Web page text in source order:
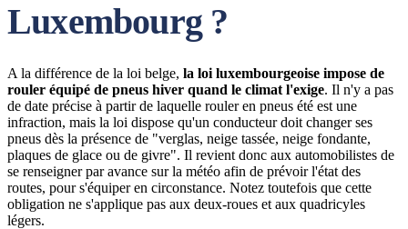
Luxembourg ?
A la différence de la loi belge, la loi luxembourgeoise impose de
rouler équipé de pneus hiver quand le climat l'exige. Il n'y a pas
de date précise à partir de laquelle rouler en pneus été est une
infraction, mais la loi dispose qu'un conducteur doit changer ses
pneus dès la présence de "verglas, neige tassée, neige fondante,
plaques de glace ou de givre". Il revient donc aux automobilistes de
se renseigner par avance sur la météo afin de prévoir l'état des
routes, pour s'équiper en circonstance. Notez toutefois que cette
obligation ne s'applique pas aux deux-roues et aux quadricyles
légers.